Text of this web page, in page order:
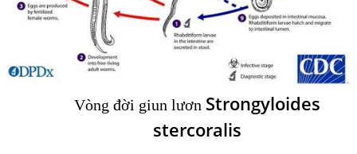
Vòng đời giun lươn Strongyloides
stercoralis